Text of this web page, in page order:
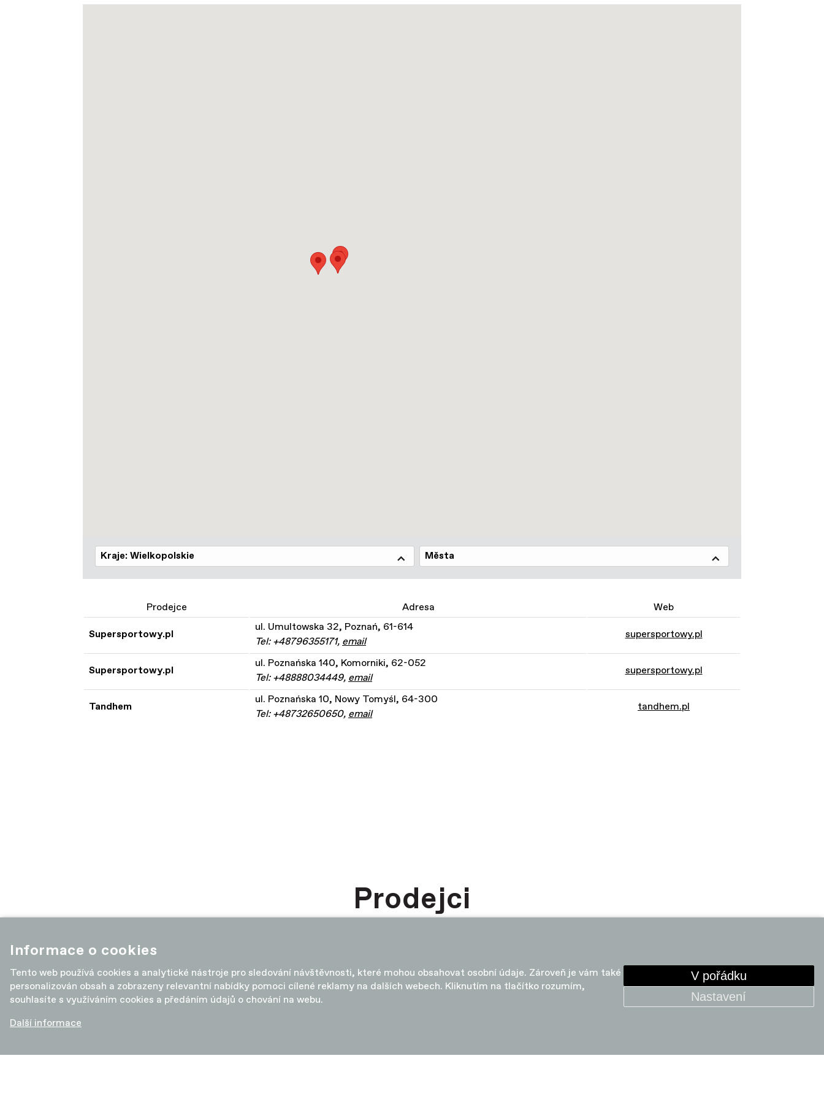
Kraje: Wielkopolskie Města
Prodejce Adresa Web
Supersportowy.pl
ul. Umultowska 32, Poznań, 61-614
Tel: +48796355171, email
supersportowy.pl
Supersportowy.pl
ul. Poznańska 140, Komorniki, 62-052
Tel: +48888034449, email
supersportowy.pl
Tandhem
ul. Poznańska 10, Nowy Tomyśl, 64-300
Tel: +48732650650, email
tandhem.pl
Prodejci
Informace o cookies
Tento web používá cookies a analytické nástroje pro sledování návštěvnosti, které mohou obsahovat osobní údaje. Zároveň je vám také
personalizován obsah a zobrazeny relevantní nabídky pomoci cílené reklamy na dalších webech. Kliknutím na tlačítko rozumím,
souhlasíte s využíváním cookies a předáním údajů o chování na webu.
Další informace
V pořádku
Nastavení